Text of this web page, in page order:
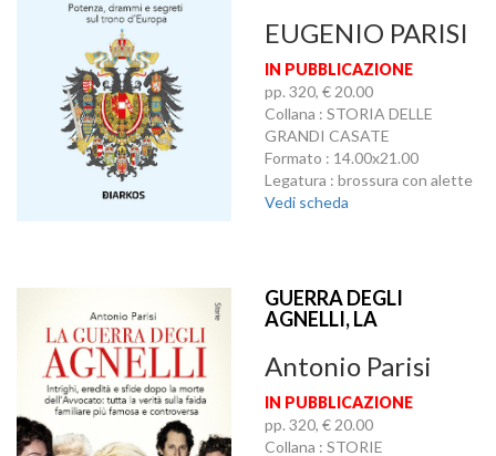
EUGENIO PARISI
IN PUBBLICAZIONE
pp. 320, € 20.00
Collana : STORIA DELLE
GRANDI CASATE
Formato : 14.00x21.00
Legatura : brossura con alette
Vedi scheda
GUERRA DEGLI
AGNELLI, LA
Antonio Parisi
IN PUBBLICAZIONE
pp. 320, € 20.00
Collana : STORIE